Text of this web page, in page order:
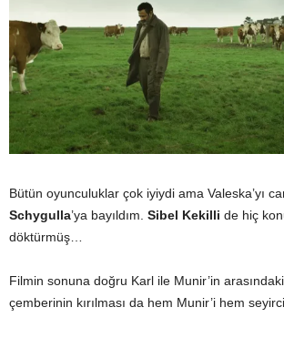
Bütün oyunculuklar çok iyiydi ama Valeska’yı
Schygulla’ya bayıldım. Sibel Kekilli de hiç
döktürmüş…
Filmin sonuna doğru Karl ile Munir’in
çemberinin kırılması da hem Munir’i hem